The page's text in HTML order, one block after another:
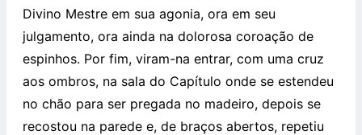
Divino Mestre em sua agonia, ora em seu
julgamento, ora ainda na dolorosa coroação de
espinhos. Por fim, viram-na entrar, com uma cruz
aos ombros, na sala do Capítulo onde se estendeu
no chão para ser pregada no madeiro, depois se
recostou na parede e, de braços abertos, repetiu